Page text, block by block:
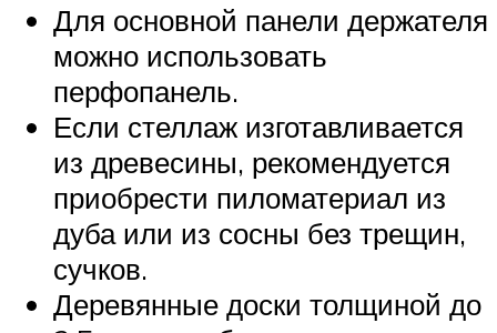
Для основной панели держателя
можно использовать
перфопанель.
Если стеллаж изготавливается
из древесины, рекомендуется
приобрести пиломатериал из
дуба или из сосны без трещин,
сучков.
Деревянные доски толщиной до